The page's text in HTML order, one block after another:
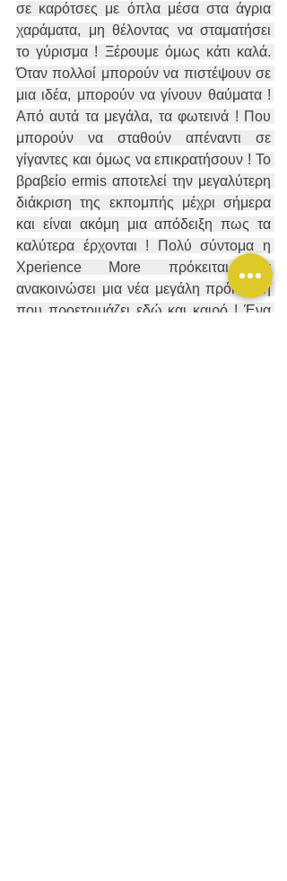
σε καρότσες με όπλα μέσα στα άγρια
χαράματα, μη θέλοντας να σταματήσει
το γύρισμα ! Ξέρουμε όμως κάτι καλά.
Όταν πολλοί μπορούν να πιστέψουν σε
μια ιδέα, μπορούν να γίνουν θαύματα !
Από αυτά τα μεγάλα, τα φωτεινά ! Που
μπορούν να σταθούν απέναντι σε
γίγαντες και όμως να επικρατήσουν ! Το
βραβείο ermis αποτελεί την μεγαλύτερη
διάκριση της εκπομπής μέχρι σήμερα
και είναι ακόμη μια απόδειξη πως τα
καλύτερα έρχονται ! Πολύ σύντομα η
Xperience More πρόκειται να
ανακοινώσει μια νέα μεγάλη πρόκληση
που προετοιμάζει εδώ και καιρό ! Ένα